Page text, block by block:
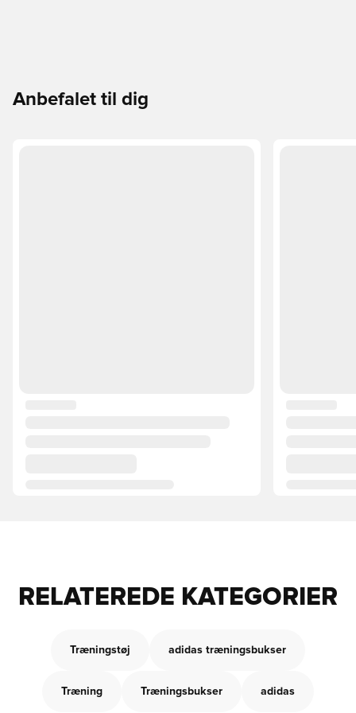
Anbefalet til dig
RELATEREDE KATEGORIER
Træningstøj adidas træningsbukser
Træning Træningsbukser adidas